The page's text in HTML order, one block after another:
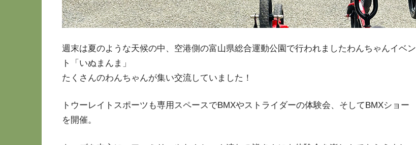
週末は夏のような天候の中、空港側の富山県総合運動公園で行われましたわんちゃんイベン
ト「いぬまんま」
たくさんのわんちゃんが集い交流していました！
トウーレイトスポーツも専用スペースでBMXやストライダーの体験会、そしてBMXショー
を開催。